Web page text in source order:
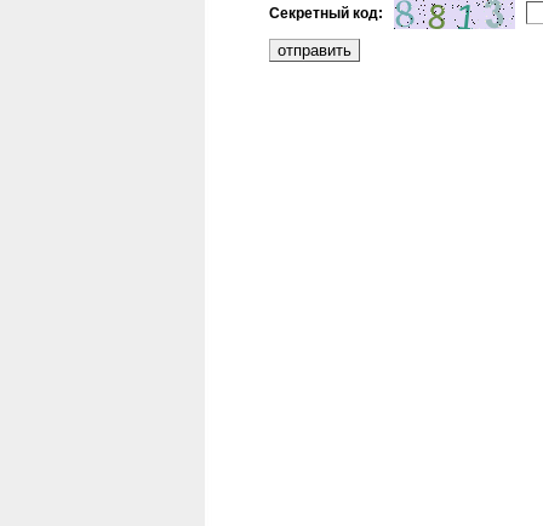
Секретный код: